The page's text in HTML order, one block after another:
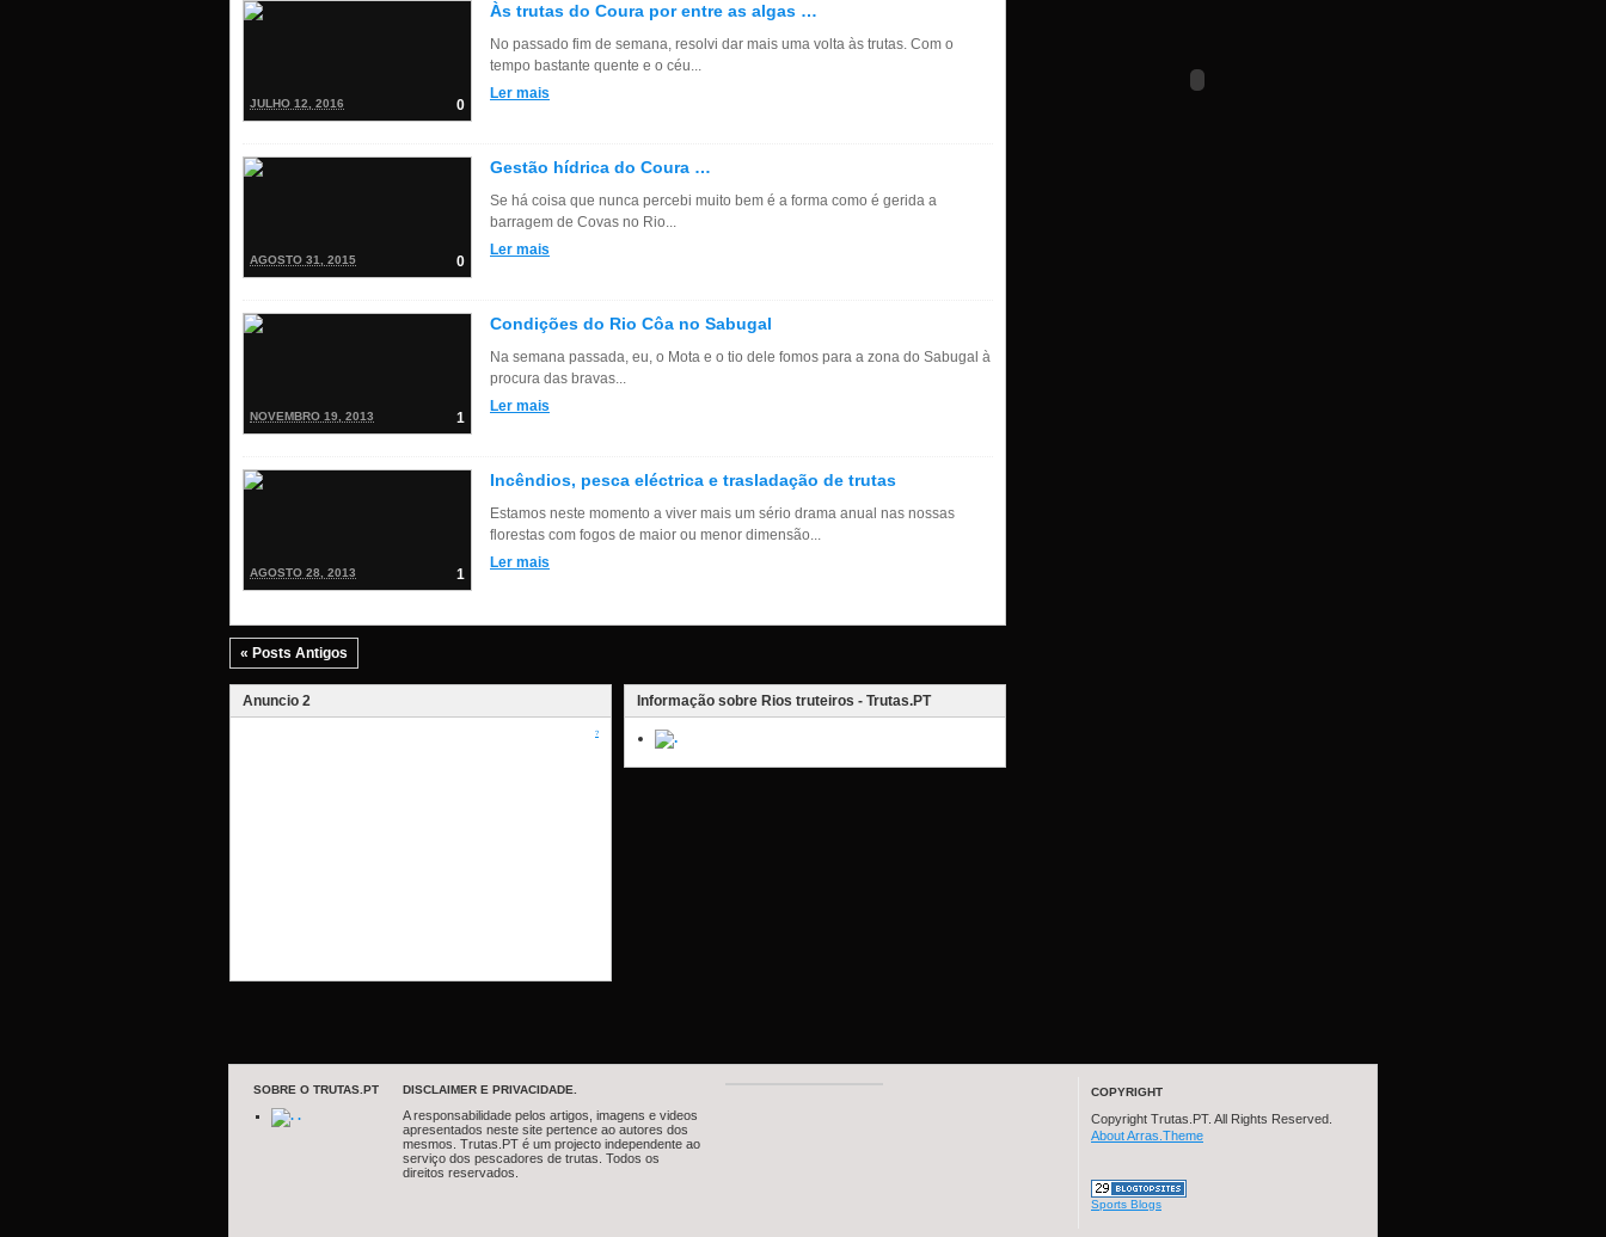
0
JULHO 12, 2016
Às trutas do Coura por entre as algas …
No passado fim de semana, resolvi dar mais uma volta às trutas. Com o
tempo bastante quente e o céu...
Ler mais
0
AGOSTO 31, 2015
Gestão hídrica do Coura …
Se há coisa que nunca percebi muito bem é a forma como é gerida a
barragem de Covas no Rio...
Ler mais
1
NOVEMBRO 19, 2013
Condições do Rio Côa no Sabugal
Na semana passada, eu, o Mota e o tio dele fomos para a zona do Sabugal à
procura das bravas...
Ler mais
1
AGOSTO 28, 2013
Incêndios, pesca eléctrica e trasladação de trutas
Estamos neste momento a viver mais um sério drama anual nas nossas
florestas com fogos de maior ou menor dimensão...
Ler mais
« Posts Antigos
Anuncio 2
?
Informação sobre Rios truteiros - Trutas.PT
SOBRE O TRUTAS.PT
.
DISCLAIMER E PRIVACIDADE.
A responsabilidade pelos artigos, imagens e videos
apresentados neste site pertence ao autores dos
mesmos. Trutas.PT é um projecto independente ao
serviço dos pescadores de trutas. Todos os
direitos reservados.
COPYRIGHT
Copyright Trutas.PT. All Rights Reserved.
About Arras.Theme
Sports Blogs